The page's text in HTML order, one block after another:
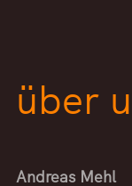
über
Andreas Mehl